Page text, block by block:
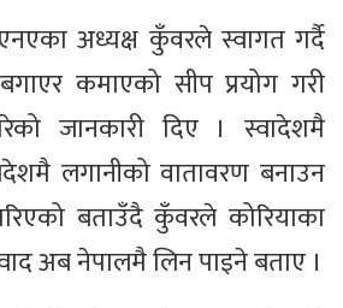
अध्यक्ष कुँवरले स्वागत गर्दै
कमाएको सीप प्रयोग गरी
जानकारी दिए । स्वादेशमै
लगानीको वातावरण बनाउन
बताउँदै कुँवरले कोरियाका
अब नेपालमै लिन पाइने बताए ।